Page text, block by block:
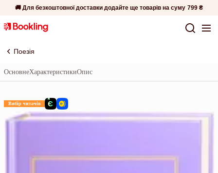
🚚 Для безкоштовної доставки додайте ще товарів на суму 799 ₴
Поезія
ОсновнеХарактеристикиОпис
Вибір читачів